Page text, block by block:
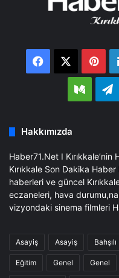
Facebook
Medium
Hakkımızda
Haber71.Net I Kırıkkale’nin
Kırıkkale Son Dakika Haber
haberleri ve güncel
eczaneleri, hava
vizyondaki sinema filmleri
Asayiş Asayiş Bahşılı
Eğitim Genel Genel